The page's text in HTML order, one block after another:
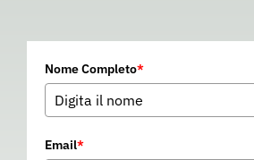
Nome Completo*
Email*